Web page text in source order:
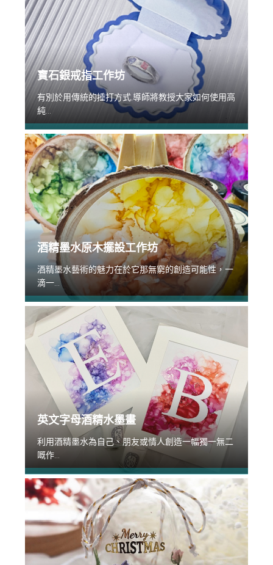
寶石銀戒指工作坊
有別於用傳統的捶打方式,導師將教授大家如何使用高
純...
酒精墨水原木擺設工作坊
酒精墨水藝術的魅力在於它那無窮的創造可能性，一
滴一...
英文字母酒精水墨畫
利用酒精墨水為自己、朋友或情人創造一幅獨一無二
嘅作...